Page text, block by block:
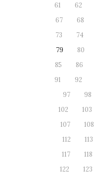
61
62
67
68
73
74
79
80
85
86
91
92
97
98
102
103
107
108
112
113
117
118
122
123